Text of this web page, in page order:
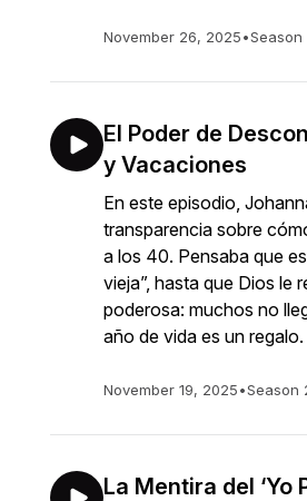
November 26, 2025•Season
El Poder de
y Vacaciones
En este episodio,
transparencia sobre
a los 40. Pensaba que
vieja”, hasta que Dios le
poderosa: muchos no
año de vida es un regalo.
November 19, 2025•Season
La Mentira del ‘Yo